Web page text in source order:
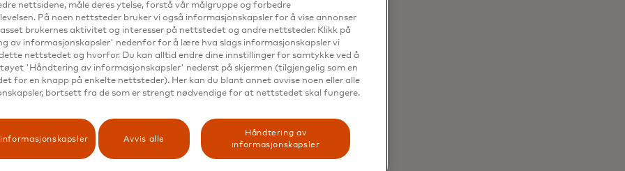
som økte
mellom 2020 og
nettsidene, måle deres ytelse, forstå vår målgruppe og forbedre
På noen nettsteder bruker vi også informasjonskapsler for å vise annonser
brukernes aktivitet og interesser på nettstedet og andre nettsteder. Klikk på
av informasjonskapsler' nedenfor for å lære hva slags informasjonskapsler vi
nettstedet og hvorfor. Du kan alltid endre dine innstillinger for samtykke ved å
'Håndtering av informasjonskapsler' nederst på skjermen (tilgjengelig som en
for en knapp på enkelte nettsteder). Her kan du blant annet avvise noen eller alle
bortsett fra de som er strengt nødvendige for at nettstedet skal fungere.
Avvis alle
Håndtering av
informasjonskapsler